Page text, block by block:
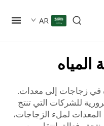
AR
إلى معدات.
التي تنتج
لملء الزجاجات،